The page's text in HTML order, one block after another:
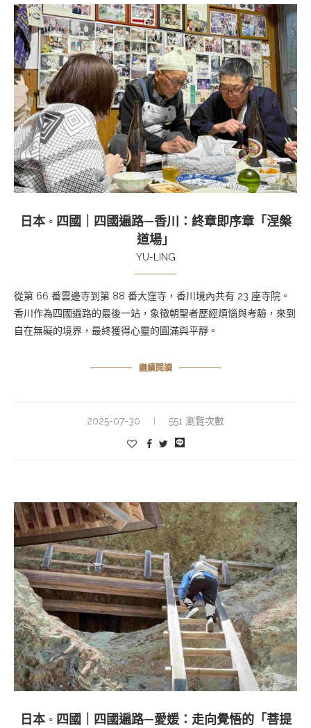
日本 ◦ 四國｜四國遍路—香川：終章即序章「涅槃
道場」
YU-LING
從第 66 番雲邊寺到第 88 番大窪寺，香川境內共有 23 座寺院。
香川作為四國遍路的最後一站，象徵朝聖者歷經煩惱與考驗，來到
自在無礙的境界，最終獲得心靈的圓滿與平靜。
繼續閱讀
2025-07-30 551 瀏覽次數
日本 ◦ 四國｜四國遍路—愛媛：走向覺悟的「菩提